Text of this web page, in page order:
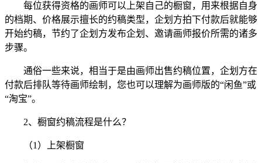
每位获得资格的画师可以上架自己的橱窗，用来根据自身
的档期、价格展示擅长的约稿类型，企划方拍下付款后就能够
开始约稿，节约了企划方发布企划、邀请画师报价所需的诸多
步骤。
通俗一些来说，相当于是由画师出售约稿位置，企划方在
付款后排队等待画师绘制，您也可以理解为画师版的“闲鱼”或
“淘宝”。
2、橱窗约稿流程是什么？
（1）上架橱窗